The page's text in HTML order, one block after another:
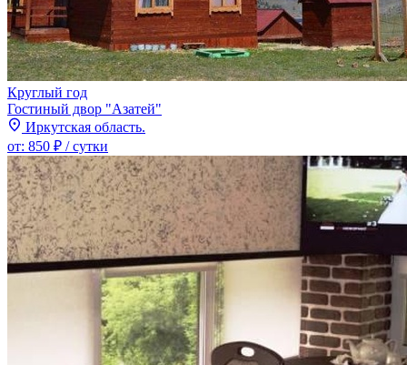
Круглый год
Гостиный двор "Азатей"
Иркутская область.
от: 850 ₽ / сутки